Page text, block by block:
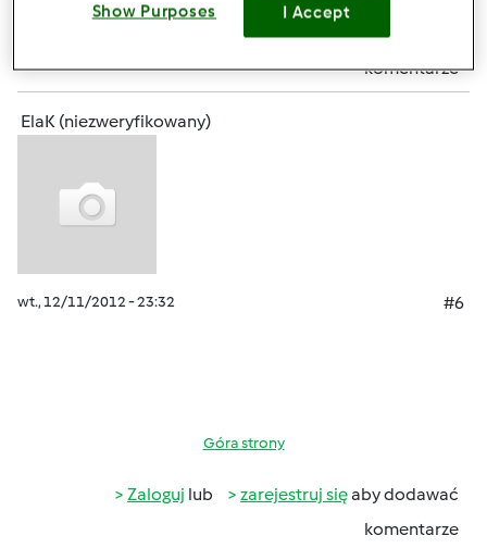
zarejestruj sięaby dodawać
komentarze
ElaK (niezweryfikowany)
wt., 12/11/2012 - 23:32 #6
Góra strony
Zaloguj lub zarejestruj sięaby dodawać
komentarze
Show Purposes I Accept